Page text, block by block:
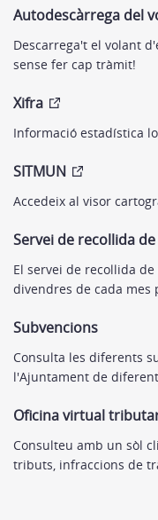
Autodescàrrega del
Descarrega't el volant
sense fer cap tràmit!
Xifra
Informació estadística
SITMUN
Accedeix al visor
Servei de recollida
El servei de recollida
divendres de cada mes
Subvencions
Consulta les diferents
l'Ajuntament de
Oficina virtual
Consulteu amb un sòl
tributs, infraccions de